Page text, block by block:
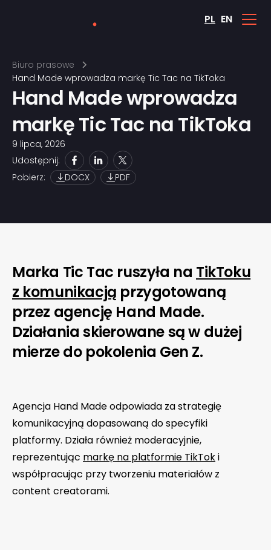
PL EN
Biuro prasowe
Hand Made wprowadza markę Tic Tac na TikToka
Hand Made wprowadza
markę Tic Tac na TikToka
9 lipca, 2026
Udostępnij:
Pobierz:
DOCX PDF
Marka Tic Tac ruszyła na TikToku
z komunikacją przygotowaną
przez agencję Hand Made.
Działania skierowane są w dużej
mierze do pokolenia Gen Z.
Agencja Hand Made odpowiada za strategię
komunikacyjną dopasowaną do specyfiki
platformy. Działa również moderacyjnie,
reprezentując markę na platformie TikToki
współpracując przy tworzeniu materiałów z
content creatorami.